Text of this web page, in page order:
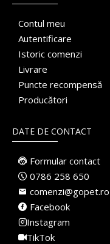
Contul meu
Autentificare
Istoric comenzi
Livrare
Puncte recompensă
Producători
DATE DE CONTACT
Formular contact
0786 258 650
comenzi@gopet.ro
Facebook
Instagram
TikTok